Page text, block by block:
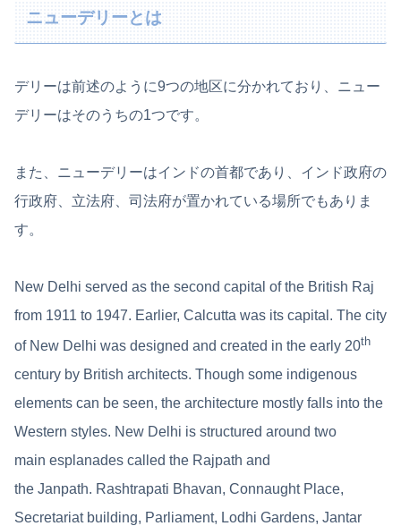
ニューデリーとは
デリーは前述のように9つの地区に分かれており、ニュー
デリーはそのうちの1つです。
また、ニューデリーはインドの首都であり、インド政府の
行政府、立法府、司法府が置かれている場所でもありま
す。
New Delhi served as the second capital of the British Raj
from 1911 to 1947. Earlier, Calcutta was its capital. The city
of New Delhi was designed and created in the early 20th
century by British architects. Though some indigenous
elements can be seen, the architecture mostly falls into the
Western styles. New Delhi is structured around two
main esplanades called the Rajpath and
the Janpath. Rashtrapati Bhavan, Connaught Place,
Secretariat building, Parliament, Lodhi Gardens, Jantar